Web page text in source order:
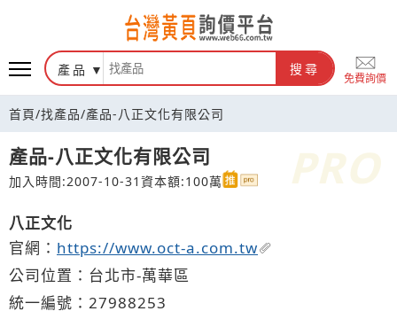
台灣黃頁詢價平台
產品 搜尋
免費詢價
首頁/找產品/產品-八正文化有限公司
產品-八正文化有限公司
加入時間:2007-10-31 資本額:100萬
八正文化
官網： https://www.oct-a.com.tw
公司位置：台北市-萬華區
統一編號：27988253